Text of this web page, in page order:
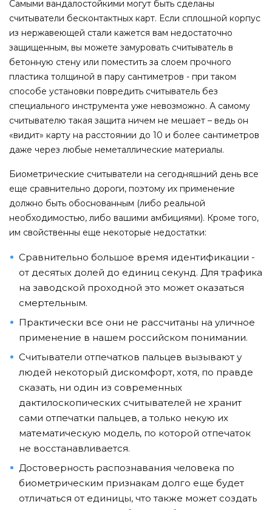
Самыми вандалостойкими могут быть сделаны
считыватели бесконтактных карт. Если сплошной корпус
из нержавеющей стали кажется вам недостаточно
защищенным, вы можете замуровать считыватель в
бетонную стену или поместить за слоем прочного
пластика толщиной в пару сантиметров - при таком
способе установки повредить считыватель без
специального инструмента уже невозможно. А самому
считывателю такая защита ничем не мешает – ведь он
«видит» карту на расстоянии до 10 и более сантиметров
даже через любые неметаллические материалы.
Биометрические считыватели на сегодняшний день все
еще сравнительно дороги, поэтому их применение
должно быть обоснованным (либо реальной
необходимостью, либо вашими амбициями). Кроме того,
им свойственны еще некоторые недостатки:
Сравнительно большое время идентификации -
от десятых долей до единиц секунд. Для трафика
на заводской проходной это может оказаться
смертельным.
Практически все они не рассчитаны на уличное
применение в нашем российском понимании.
Считыватели отпечатков пальцев вызывают у
людей некоторый дискомфорт, хотя, по правде
сказать, ни один из современных
дактилоскопических считывателей не хранит
сами отпечатки пальцев, а только некую их
математическую модель, по которой отпечаток
не восстанавливается.
Достоверность распознавания человека по
биометрическим признакам долго еще будет
отличаться от единицы, что также может создать